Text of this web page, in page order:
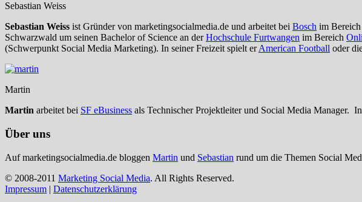
Sebastian Weiss
Sebastian Weiss ist Gründer von marketingsocialmedia.de und arbeitet bei Bosch im
Schwarzwald um seinen Bachelor of Science an derHochschule Furtwangen im Bereich
(Schwerpunkt Social Media Marketing). In seiner Freizeit spielt erAmerican Football oder
Martin
Martin arbeitet bei SF eBusiness als Technischer Projektleiter und Social Media Manager.
Über uns
Auf marketingsocialmedia.de bloggen Martin und Sebastian rund um die Themen Social
© 2008-2011 Marketing Social Media. All Rights Reserved.
Impressum | Datenschutzerklärung